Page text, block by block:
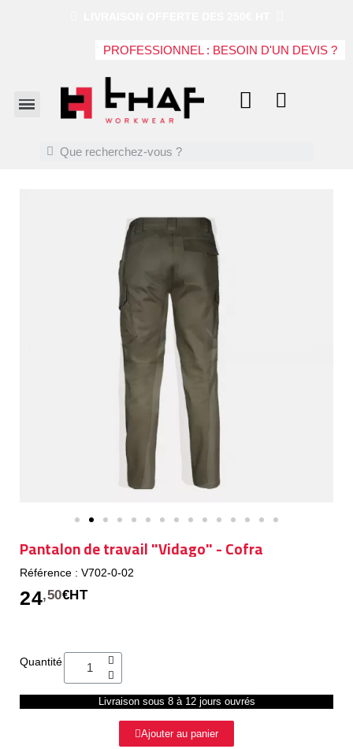
PROFESSIONNEL : BESOIN D'UN DEVIS ?
Pantalon de travail "Vidago" - Cofra
Référence : V702-0-02
24,50€HT
Quantité
Livraison sous 8 à 12 jours ouvrés
Ajouter au panier